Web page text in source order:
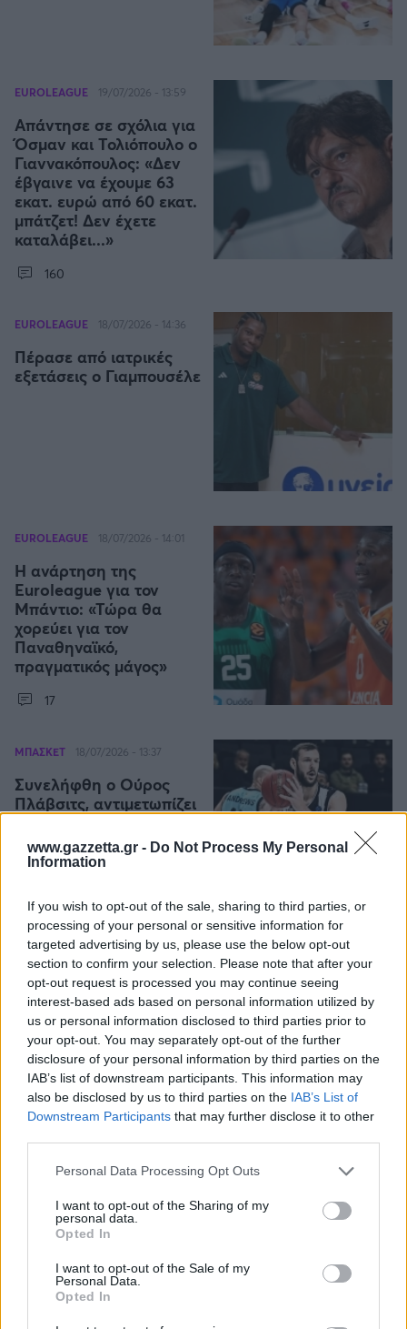
www.gazzetta.gr - Do Not Process My Personal
Information
If you wish to opt-out of the sale, sharing to third parties, or
processing of your personal or sensitive information for
targeted advertising by us, please use the below opt-out
section to confirm your selection. Please note that after your
opt-out request is processed you may continue seeing
interest-based ads based on personal information utilized by
us or personal information disclosed to third parties prior to
your opt-out. You may separately opt-out of the further
disclosure of your personal information by third parties on the
IAB’s list of downstream participants. This information may
also be disclosed by us to third parties on the IAB’s List of
Downstream Participants that may further disclose it to other
Please note that this website/app uses one or more Google
not limited to your visit or usage behaviour. You may click to
grant or deny consent to Google and its third-party tags to
use your data for below specified purposes in below Google
consent section.
Personal Data Processing Opt Outs
I want to opt-out of the Sharing of my
personal data.
Opted In
I want to opt-out of the Sale of my
Personal Data.
Opted In
Άρσεναλ
Γιουβέντους
Μίλαν
Μπάγερν Μονάχου
EUROLEAGUE 19/07/2026 - 13:59
Απάντησε σε σχόλια για
Όσμαν και Τολιόπουλο ο
Γιαννακόπουλος: «Δεν
έβγαινε να έχουμε 63
εκατ. ευρώ από 60 εκατ.
μπάτζετ! Δεν έχετε
καταλάβει...»
160
EUROLEAGUE 18/07/2026 - 14:36
Πέρασε από ιατρικές
εξετάσεις ο Γιαμπουσέλε
EUROLEAGUE 18/07/2026 - 14:01
Η ανάρτηση της
Euroleague για τον
Μπάντιο: «Τώρα θα
χορεύει για τον
Παναθηναϊκό,
πραγματικός μάγος»
17
ΜΠΑΣΚΕΤ 18/07/2026 - 13:37
Συνελήφθη ο Ούρος
Πλάβσιτς, αντιμετωπίζει
επίθεση σε στρατιωτικό!
EUROLEAGUE 18/07/2026 - 13:17
«Παρακολουθεί
Φρανσίσκο ο
Παναθηναϊκός» - Τι
ισχύει με τον Γάλλο
point guard
18/07/2026 - 12:42
Ο Μπαρόν Ντέιβις
δέχθηκε μήνυση από τον